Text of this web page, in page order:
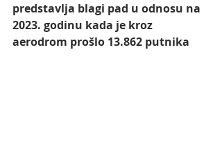
predstavlja blagi pad u odnosu na
2023. godinu kada je kroz
aerodrom prošlo 13.862 putnika